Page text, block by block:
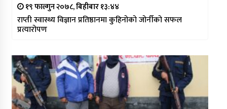
१९ फाल्गुन २०७८, बिहीबार १३:४४
राप्ती स्वास्थ्य विज्ञान प्रतिष्ठानमा कुहिनोको जोर्नीको सफल
प्रत्यारोपण